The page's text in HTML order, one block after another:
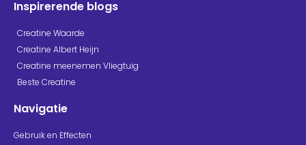
Inspirerende blogs
Creatine Waarde
Creatine Albert Heijn
Creatine meenemen Vliegtuig
Beste Creatine
Navigatie
Gebruik en Effecten